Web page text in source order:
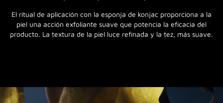
El ritual de aplicación con la esponja de konjac proporciona a la
piel una acción exfoliante suave que potencia la eficacia del
producto. La textura de la piel luce refinada y la tez, más suave.